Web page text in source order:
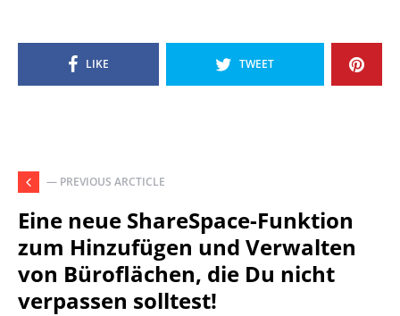
LIKE TWEET
— PREVIOUS ARCTICLE
Eine neue ShareSpace-Funktion
zum Hinzufügen und Verwalten
von Büroflächen, die Du nicht
verpassen solltest!